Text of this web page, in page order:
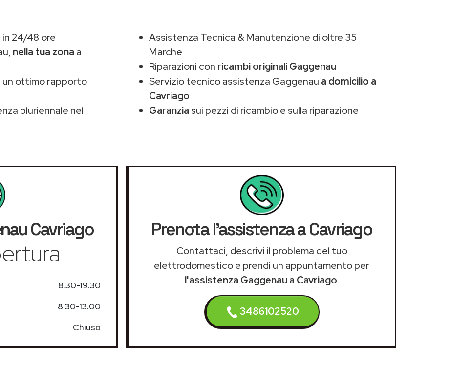
in 24/48 ore
nella tua zona a
un ottimo rapporto
pluriennale nel
Assistenza Tecnica & Manutenzione di oltre 35
Marche
Riparazioni con ricambi originali Gaggenau
Servizio tecnico assistenza Gaggenau a domicilio a
Cavriago
Garanzia sui pezzi di ricambio e sulla riparazione
Cavriago
8.30-19.30
8.30-13.00
Chiuso
Prenota l'assistenza a Cavriago
Contattaci, descrivi il problema del tuo
elettrodomestico e prendi un appuntamento per
l'assistenza Gaggenau a Cavriago.
3486102520